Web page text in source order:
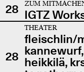
28
ZUM
IGTZ
28
THEATER
fleischlin/
heikkilä,